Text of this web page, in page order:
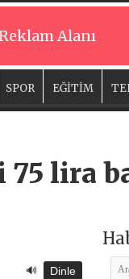
Alanı
SPOR EĞİTİM
lira
🔊 Dinle